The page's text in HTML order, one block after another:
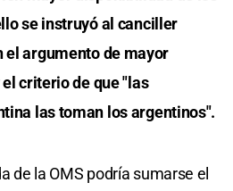
se instruyó al canciller
el argumento de mayor
criterio de que "las
las toman los argentinos".
de la OMS podría sumarse el